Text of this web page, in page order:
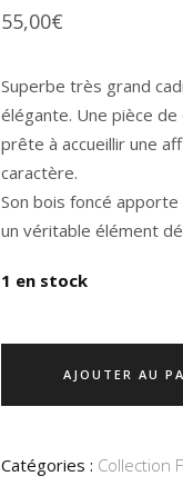
55,00€
Superbe très grand
élégante. Une pièce
prête à accueillir une
caractère.
Son bois foncé
un véritable élément
1 en stock
AJOUTER AU
Catégories : Collection